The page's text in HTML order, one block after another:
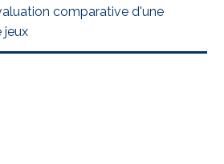
comparative d'une
jeux